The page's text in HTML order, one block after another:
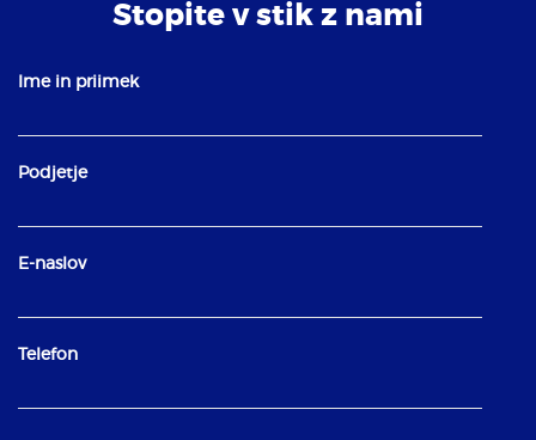
Stopite v stik z nami
Ime in priimek
Podjetje
E-naslov
Telefon